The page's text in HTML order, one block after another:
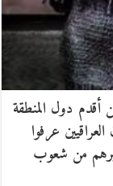
أقدم دول المنطقة
عرفوا
من شعوب